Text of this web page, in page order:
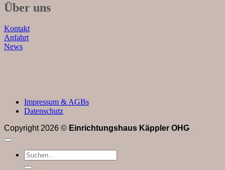
Über uns
Kontakt
Anfahrt
News
Impressum & AGBs
Datenschutz
Copyright 2026 © Einrichtungshaus Käppler OHG
Suchen
nach: